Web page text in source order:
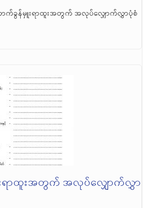
ခွန်မှူးရာထူးအတွက် အလုပ်လျှောက်လွှာပုံစံ
ာထူးအတွက် အလုပ်လျှောက်လွှာ